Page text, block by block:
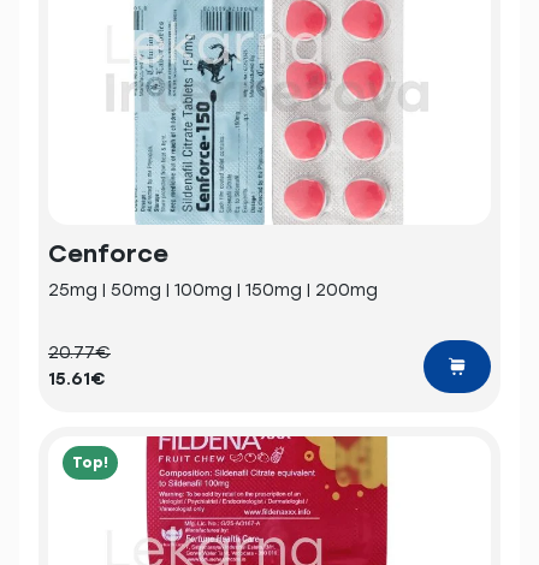
Cenforce
25mg | 50mg | 100mg | 150mg | 200mg
20.77€
15.61€
Top!